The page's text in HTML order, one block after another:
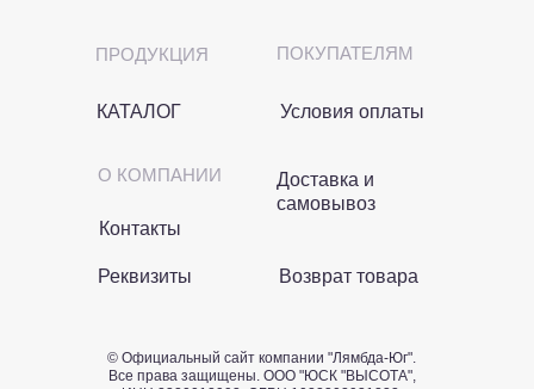
Реквизиты
Условия оплаты
ПРОДУКЦИЯ ПОКУПАТЕЛЯМ
О КОМПАНИИ
© Официальный сайт компании "Лямбда-Юг".
Все права защищены. OOO "ЮСК "ВЫСОТА",
Доставка и
самовывоз
Возврат товара
Контакты
КАТАЛОГ